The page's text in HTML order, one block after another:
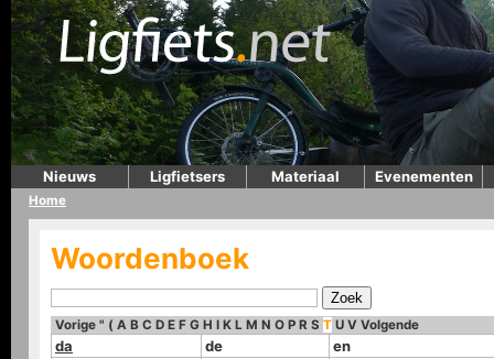
Nieuws Ligfietsers Materiaal Evenementen
Home
Woordenboek
Vorige " ( A B C D E F G H I K L M N O P R S T U V Volgende
da de
en